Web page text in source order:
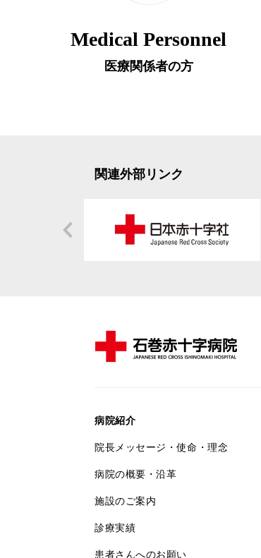
Medical Personnel
医療関係者の方
関連外部リンク
病院紹介
院長メッセージ・使命・理念
病院の概要・沿革
施設のご案内
診療実績
患者さんへのお願い